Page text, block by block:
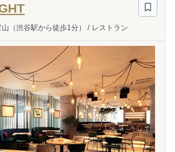
（渋谷駅から徒歩1分） / レストラン